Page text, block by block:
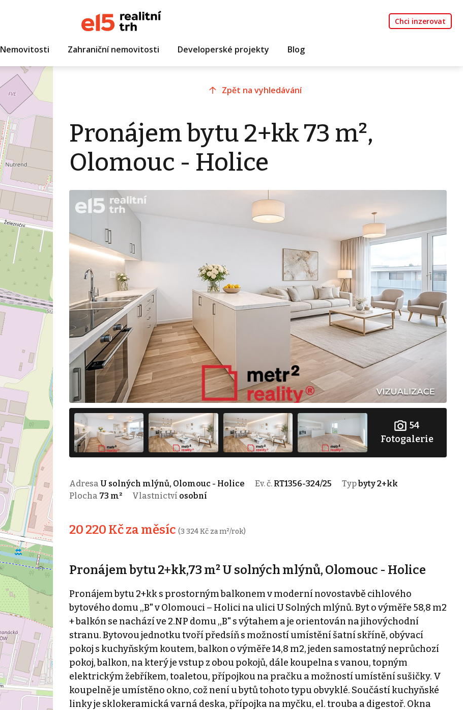
Chci inzerovat
Nemovitosti Zahraniční nemovitosti Developerské projekty Blog
Zpět na vyhledávání
Pronájem bytu 2+kk 73 m²,
Olomouc - Holice
54
Fotogalerie
Adresa U solných mlýnů, Olomouc - Holice Ev. č. RT1356-324/25 Typbyty 2+kk
Plocha 73 m² Vlastnictví osobní
20 220 Kč za měsíc (3 324 Kč za m²/rok)
Pronájem bytu 2+kk,73 m² U solných mlýnů, Olomouc - Holice
Pronájem bytu 2+kk s prostorným balkonem v moderní novostavbě cihlového
bytového domu ,,B" v Olomouci – Holici na ulici U Solných mlýnů. Byt o výměře 58,8 m2
+ balkón se nachází ve 2.NP domu ,,B" s výtahem a je orientován na jihovýchodní
stranu. Bytovou jednotku tvoří předsíň s možností umístění šatní skříně, obývací
pokoj s kuchyňským koutem, balkon o výměře 14,8 m2, jeden samostatný neprůchozí
pokoj, balkon, na který je vstup z obou pokojů, dále koupelna s vanou, topným
elektrickým žebříkem, toaletou, přípojkou na pračku a možností umístění sušičky. V
koupelně je umístěno okno, což není u bytů tohoto typu obvyklé. Součástí kuchyňské
linky je sklokeramická varná deska, přípojka na myčku, el. trouba a digestoř. Okna